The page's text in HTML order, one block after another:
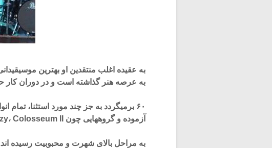
به عقیده اغلب منتقدین او بهترین
به عرصه هنر گذاشته است و در دوران کار
۶۰ برمیگردد به جز چند مورد استثنا،
آزموده و گروههایی چون Thin Lizzy، Colosseum II و Skid Row با حضور او
به مراحل بالای شهرت و محبوبیت رسیده